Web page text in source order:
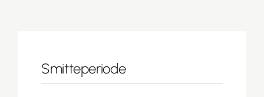
Smitteperiode